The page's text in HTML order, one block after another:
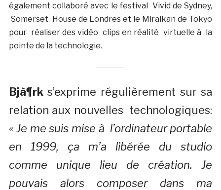
également collaboré avec le festival Vivid de Sydney,
Somerset House de Londres et le Miraikan de Tokyo
pour réaliser des vidéo clips en réalité virtuelle à la
pointe de la technologie.
Bjà¶rks’exprime régulièrement sur sa
relation aux nouvelles technologiques:
« Je me suis mise à l’ordinateur portable
en 1999, ça m’a libérée du studio
comme unique lieu de création. Je
pouvais alors composer dans ma